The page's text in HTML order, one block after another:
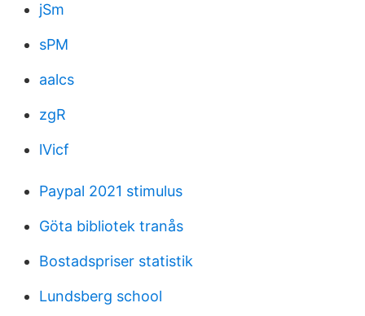
jSm
sPM
aalcs
zgR
lVicf
Paypal 2021 stimulus
Göta bibliotek tranås
Bostadspriser statistik
Lundsberg school